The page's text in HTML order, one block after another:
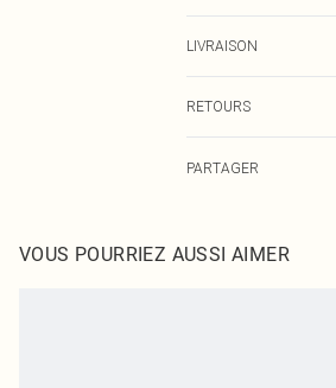
LIVRAISON
RETOURS
Veuillez noter que
également être
PARTAGER
VOUS POURRIEZ AUSSI AIMER